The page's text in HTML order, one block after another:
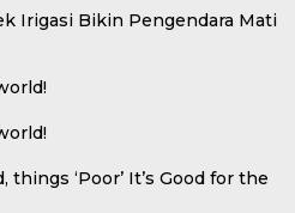
Irigasi Bikin Pengendara Mati
things ‘Poor’ It’s Good for the